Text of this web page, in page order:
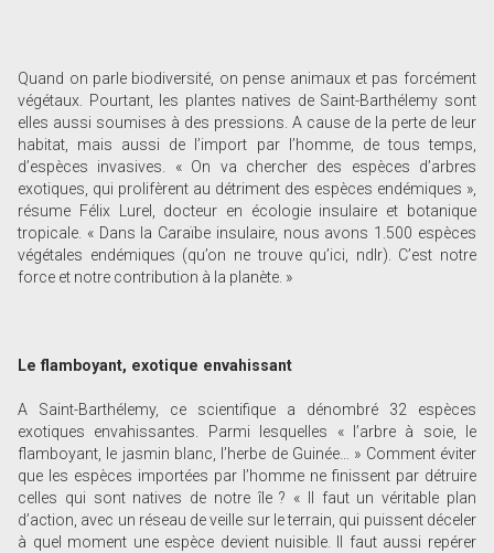
Quand on parle biodiversité, on pense animaux et pas forcément
végétaux. Pourtant, les plantes natives de Saint-Barthélemy sont
elles aussi soumises à des pressions. A cause de la perte de leur
habitat, mais aussi de l’import par l’homme, de tous temps,
d’espèces invasives. « On va chercher des espèces d’arbres
exotiques, qui prolifèrent au détriment des espèces endémiques »,
résume Félix Lurel, docteur en écologie insulaire et botanique
tropicale. « Dans la Caraïbe insulaire, nous avons 1.500 espèces
végétales endémiques (qu’on ne trouve qu’ici, ndlr). C’est notre
force et notre contribution à la planète. »
Le flamboyant, exotique envahissant
A Saint-Barthélemy, ce scientifique a dénombré 32 espèces
exotiques envahissantes. Parmi lesquelles « l’arbre à soie, le
flamboyant, le jasmin blanc, l’herbe de Guinée… » Comment éviter
que les espèces importées par l’homme ne finissent par détruire
celles qui sont natives de notre île ? « Il faut un véritable plan
d’action, avec un réseau de veille sur le terrain, qui puissent déceler
à quel moment une espèce devient nuisible. Il faut aussi repérer